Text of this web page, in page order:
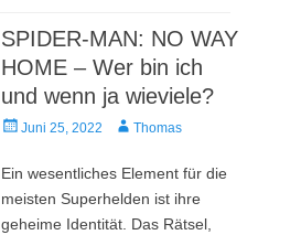
SPIDER-MAN: NO WAY
HOME – Wer bin ich
und wenn ja wieviele?
Veröffentlicht
Juni 25, 2022 AutorThomas
Ein wesentliches Element für die
meisten Superhelden ist ihre
geheime Identität. Das Rätsel,